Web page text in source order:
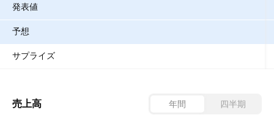
発表値
予想
サプライズ
売上高 年間 四半期